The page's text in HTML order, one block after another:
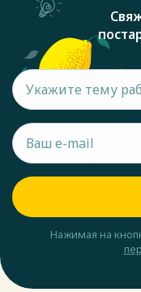
Нажимая на